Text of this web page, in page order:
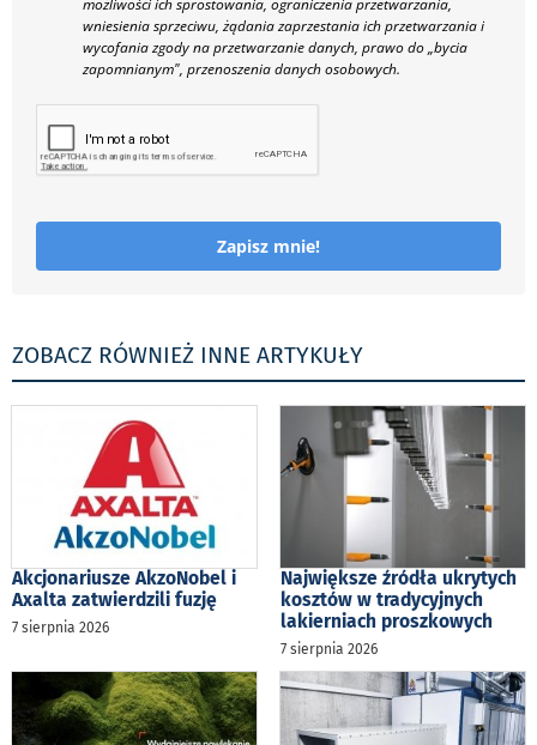
możliwości ich sprostowania, ograniczenia przetwarzania,
wniesienia sprzeciwu, żądania zaprzestania ich przetwarzania i
wycofania zgody na przetwarzanie danych, prawo do „bycia
zapomnianym", przenoszenia danych osobowych.
Zapisz mnie!
ZOBACZ RÓWNIEŻ INNE ARTYKUŁY
Akcjonariusze AkzoNobel i
Axalta zatwierdzili fuzję
7 sierpnia 2026
Największe źródła ukrytych
kosztów w tradycyjnych
lakierniach proszkowych
7 sierpnia 2026